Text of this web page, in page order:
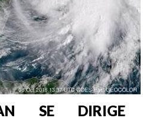
SE DIRIGE